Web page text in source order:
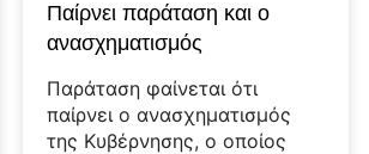
Παίρνει παράταση και ο
ανασχηματισμός
Παράταση φαίνεται ότι
παίρνει ο ανασχηματισμός
της Κυβέρνησης, ο οποίος